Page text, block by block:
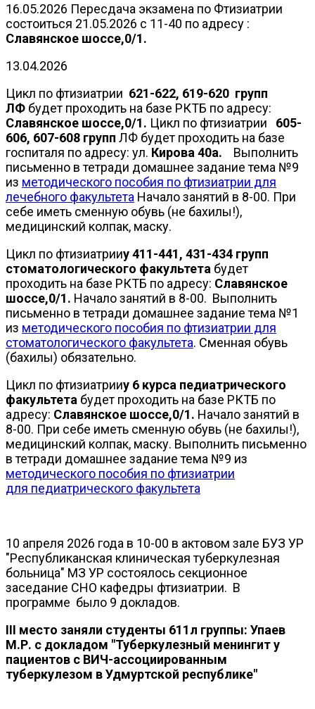
16.05.2026 Пересдача экзамена по Фтизиатрии
состоиться 21.05.2026 с 11-40 по адресу :
Славянское шоссе,0/1.
13.04.2026
Цикл по фтизиатрии 621-622, 619-620 групп
ЛФ будет проходить на базе РКТБ по адресу:
Славянское шоссе,0/1. Цикл по фтизиатрии
605-
606, 607-608 групп ЛФ будет проходить на базе
госпиталя по адресу: ул. Кирова 40а.
Выполнить
письменно в тетради домашнее задание тема №9
из методического пособия по фтизиатрии для
лечебного факультета Начало занятий в 8-00. При
себе иметь сменную обувь (не бахилы!),
медицинский колпак, маску.
Цикл по фтизиатрииу 411-441, 431-434 групп
стоматологического факультета будет
проходить на базе РКТБ по адресу: Славянское
шоссе,0/1. Начало занятий в 8-00. Выполнить
письменно в тетради домашнее задание тема №1
из методического пособия по фтизиатрии для
стоматологического факультета. Сменная обувь
(бахилы) обязательно.
Цикл по фтизиатрииу 6 курса педиатрического
факультета будет проходить на базе РКТБ по
адресу: Славянское шоссе,0/1. Начало занятий в
8-00. При себе иметь сменную обувь (не бахилы!),
медицинский колпак, маску. Выполнить письменно
в тетради домашнее задание тема №9 из
методического пособия по фтизиатрии
для педиатрического факультета
10 апреля 2026 года в 10-00 в актовом зале БУЗ УР
"Республиканская клиническая туберкулезная
больница" МЗ УР состоялось секционное
заседание СНО кафедры фтизиатрии. В
программе было 9 докладов.
III место заняли студенты 611л группы: Упаев
М.Р. с докладом "Туберкулезный менингит у
пациентов с ВИЧ-ассоциированным
туберкулезом в Удмуртской республике"